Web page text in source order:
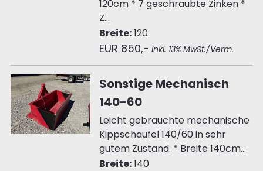
120cm * 7 geschraubte Zinken *
Z...
Breite:120
EUR 850,- inkl. 13% MwSt./Verm.
Sonstige Mechanisch
140-60
Leicht gebrauchte mechanische
Kippschaufel 140/60 in sehr
gutem Zustand. * Breite 140cm...
Breite:140